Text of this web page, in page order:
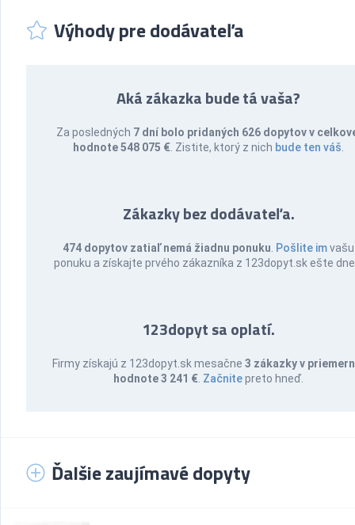
Výhody pre dodávateľa
Aká zákazka bude tá vaša?
Za posledných 7 dní bolo pridaných 626 dopytov v
hodnote 548 075 € . Zistite, ktorý z nich bude ten váš
Zákazky bez dodávateľa.
474 dopytov zatiaľ nemá žiadnu ponuku Pošlite imvašu
ponuku a získajte prvého zákazníka z 123dopyt.sk ešte
123dopyt sa oplatí.
Firmy získajú z 123dopyt.sk mesačne3 zákazky v
hodnote 3 241 € Začnitepreto hneď.
Ďalšie zaujímavé dopyty